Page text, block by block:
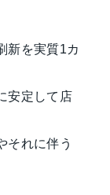
新を実質1カ
安定して店
それに伴う